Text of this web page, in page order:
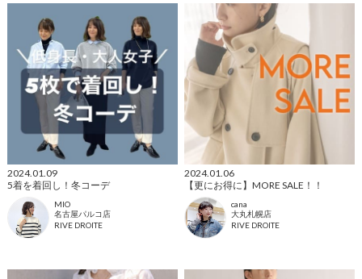
2024.01.09
5着を着回し！冬コーデ
MIO
名古屋パルコ店
RIVE DROITE
2024.01.06
【更にお得に】MORE SALE！！
cana
大丸札幌店
RIVE DROITE